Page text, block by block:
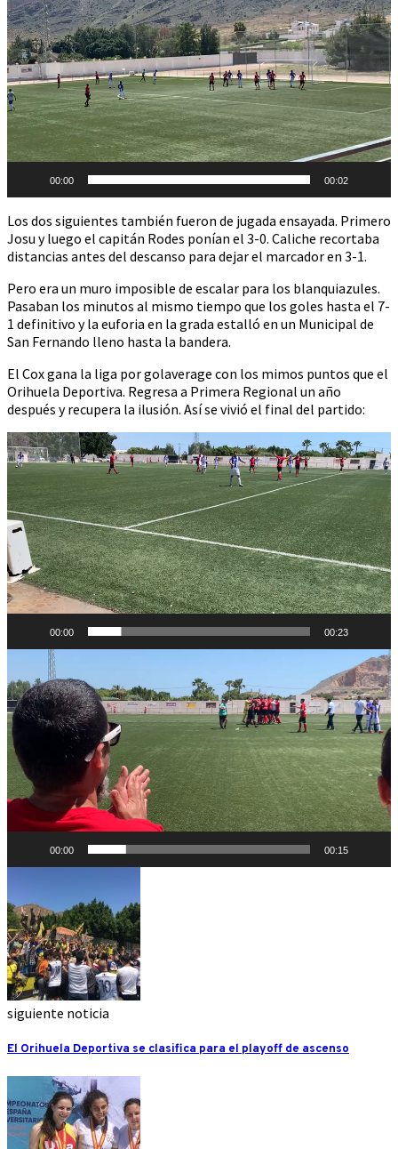
de
vídeo
00:00 00:02
Los dos siguientes también fueron de jugada ensayada. Primero
Josu y luego el capitán Rodes ponían el 3-0. Caliche recortaba
distancias antes del descanso para dejar el marcador en 3-1.
Pero era un muro imposible de escalar para los blanquiazules.
Pasaban los minutos al mismo tiempo que los goles hasta el 7-
1 definitivo y la euforia en la grada estalló en un Municipal de
San Fernando lleno hasta la bandera.
El Cox gana la liga por golaverage con los mimos puntos que el
Orihuela Deportiva. Regresa a Primera Regional un año
después y recupera la ilusión. Así se vivió el final del partido:
Reproductor
de
vídeo
00:00 00:23
Reproductor
de
vídeo
00:00 00:15
siguiente noticia
El Orihuela Deportiva se clasifica para el playoff de ascenso